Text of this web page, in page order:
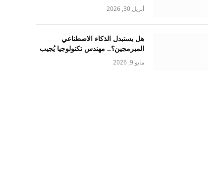
أبريل 30, 2026
هل يستبدل الذكاء الاصطناعي
المبرمجين؟.. مهندس تكنولوجيا يُجيب
مايو 9, 2026